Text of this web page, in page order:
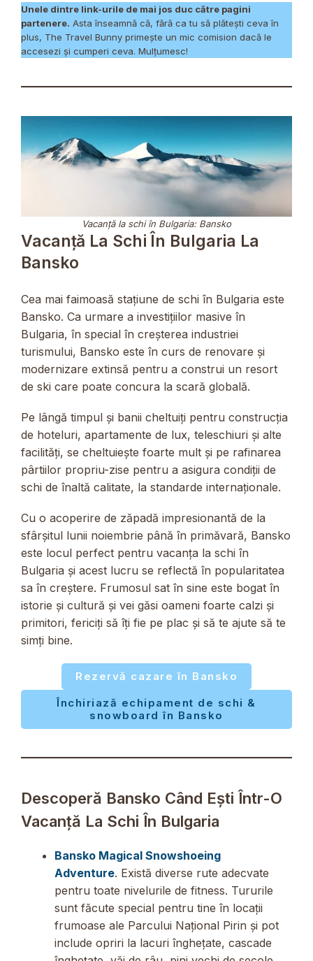
Unele dintre link-urile de mai jos duc către pagini
partenere. Asta înseamnă că, fără ca tu să plătești ceva în
plus, The Travel Bunny primește un mic comision dacă le
accesezi și cumperi ceva. Mulțumesc!
Vacanță la schi în Bulgaria: Bansko
Vacanță La Schi În Bulgaria La
Bansko
Cea mai faimoasă stațiune de schi în Bulgaria este
Bansko. Ca urmare a investițiilor masive în
Bulgaria, în special în creșterea industriei
turismului, Bansko este în curs de renovare și
modernizare extinsă pentru a construi un resort
de ski care poate concura la scară globală.
Pe lângă timpul și banii cheltuiți pentru construcția
de hoteluri, apartamente de lux, teleschiuri și alte
facilități, se cheltuiește foarte mult și pe rafinarea
pârtiilor propriu-zise pentru a asigura condiții de
schi de înaltă calitate, la standarde internaționale.
Cu o acoperire de zăpadă impresionantă de la
sfârșitul lunii noiembrie până în primăvară, Bansko
este locul perfect pentru vacanța la schi în
Bulgaria și acest lucru se reflectă în popularitatea
sa în creștere. Frumosul sat în sine este bogat în
istorie și cultură și vei găsi oameni foarte calzi și
primitori, fericiți să îți fie pe plac și să te ajute să te
simți bine.
Rezervă cazare în Bansko
Închiriază echipament de schi &
snowboard în Bansko
Descoperă Bansko Când Ești Într-O
Vacanță La Schi În Bulgaria
Bansko Magical Snowshoeing
Adventure. Există diverse rute adecvate
pentru toate nivelurile de fitness. Tururile
sunt făcute special pentru tine în locații
frumoase ale Parcului Național Pirin și pot
include opriri la lacuri înghețate, cascade